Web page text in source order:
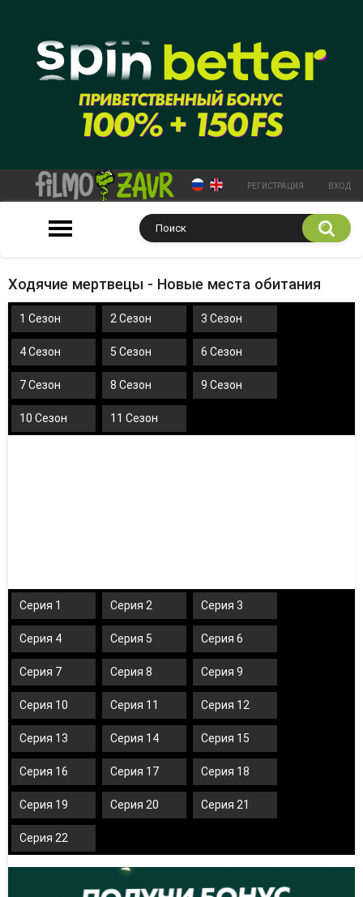
РЕГИСТРАЦИЯ ВХОД
Ходячие мертвецы - Новые места обитания
1 Сезон 2 Сезон 3 Сезон
4 Сезон 5 Сезон 6 Сезон
7 Сезон 8 Сезон 9 Сезон
10 Сезон 11 Сезон
Серия 1 Серия 2 Серия 3
Серия 4 Серия 5 Серия 6
Серия 7 Серия 8 Серия 9
Серия 10 Серия 11 Серия 12
Серия 13 Серия 14 Серия 15
Серия 16 Серия 17 Серия 18
Серия 19 Серия 20 Серия 21
Серия 22